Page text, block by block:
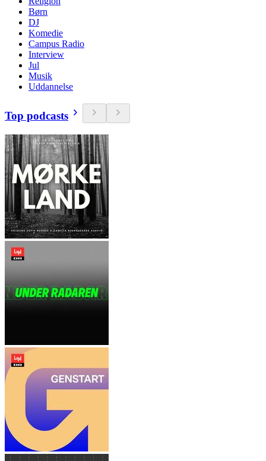
Børn
DJ
Komedie
Campus Radio
Interview
Jul
Musik
Uddannelse
Top podcasts